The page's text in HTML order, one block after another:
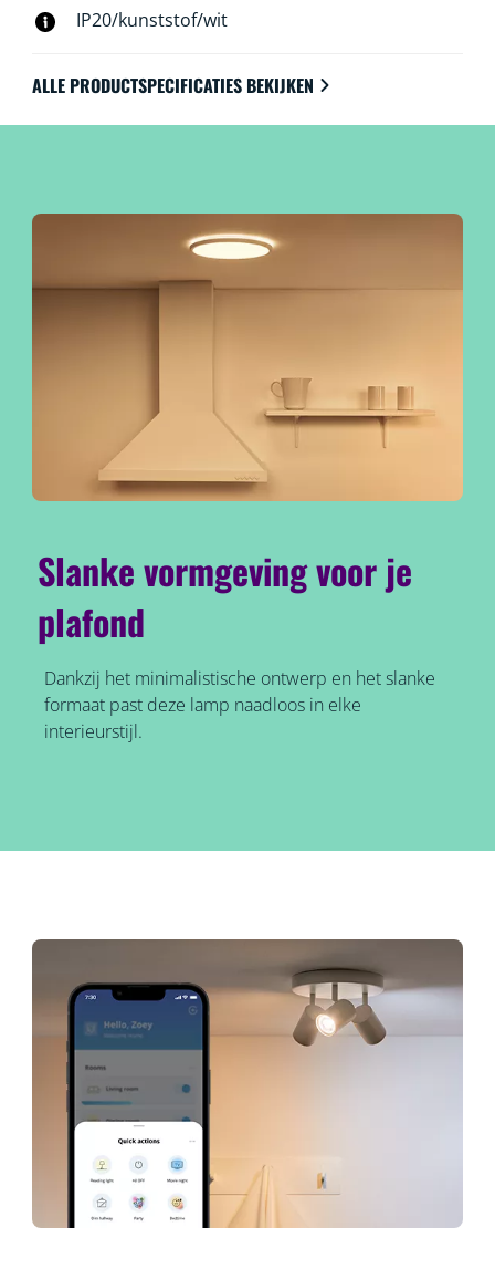
IP20/kunststof/wit
ALLE PRODUCTSPECIFICATIES BEKIJKEN
Slanke vormgeving voor je
plafond
Dankzij het minimalistische ontwerp en het slanke
formaat past deze lamp naadloos in elke
interieurstijl.